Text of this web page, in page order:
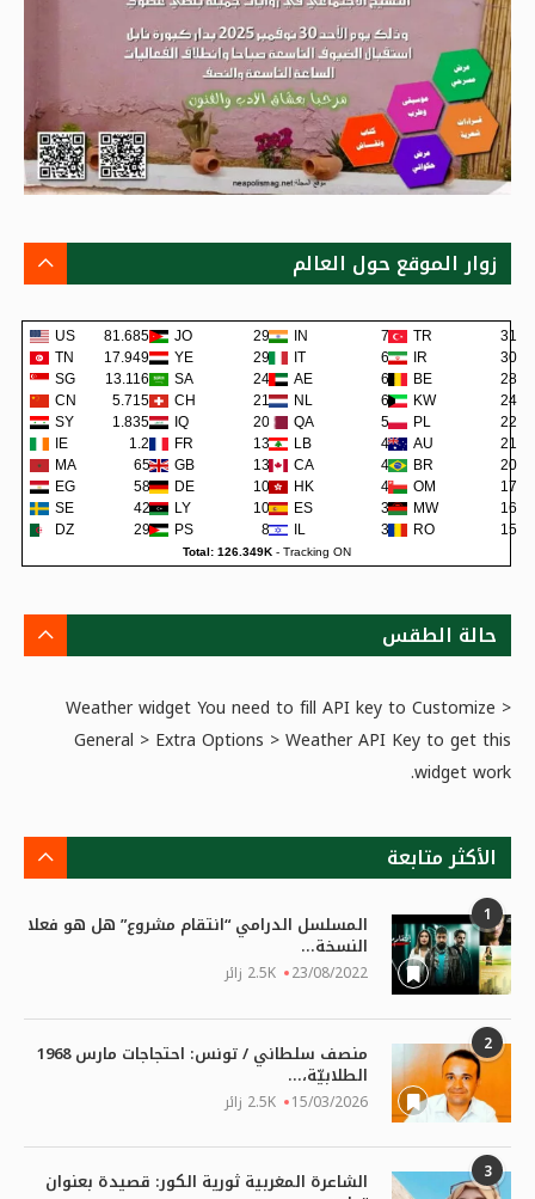
زوار الموقع حول العالم
US 81.685K JO 293 IN 72 TR
31
TN
17.949K YE 290 IT 62 IR
30
SG
13.116K SA 242 AE 62 BE
28
CN
5.715K CH 219 NL 60 KW
24
SY
1.835K IQ 200 QA 57 PL
22
IE
1.2K FR 138 LB 48 AU
21
MA
659 GB 133 CA 45 BR
20
EG
581 DE 108 HK 42 OM
17
SE
422 LY 105 ES 38 MW
16
DZ
298 PS 80 IL 36 RO 15
Total: 126.349K- Tracking ON
حالة الطقس
Weather widgetYou need to fill API key to Customize >
General > Extra Options > Weather API Key to get this
widget work.
الأكثر متابعة
1 المسلسل الدرامي “انتقام مشروع” هل هو فعلا
النسخة...
23/08/2022 2.5K زائر
2 منصف سلطاني / تونس: احتجاجات مارس 1968
الطلابيّة،...
15/03/2026 2.5K زائر
3 الشاعرة المغربية ثورية الكور: قصيدة بعنوان